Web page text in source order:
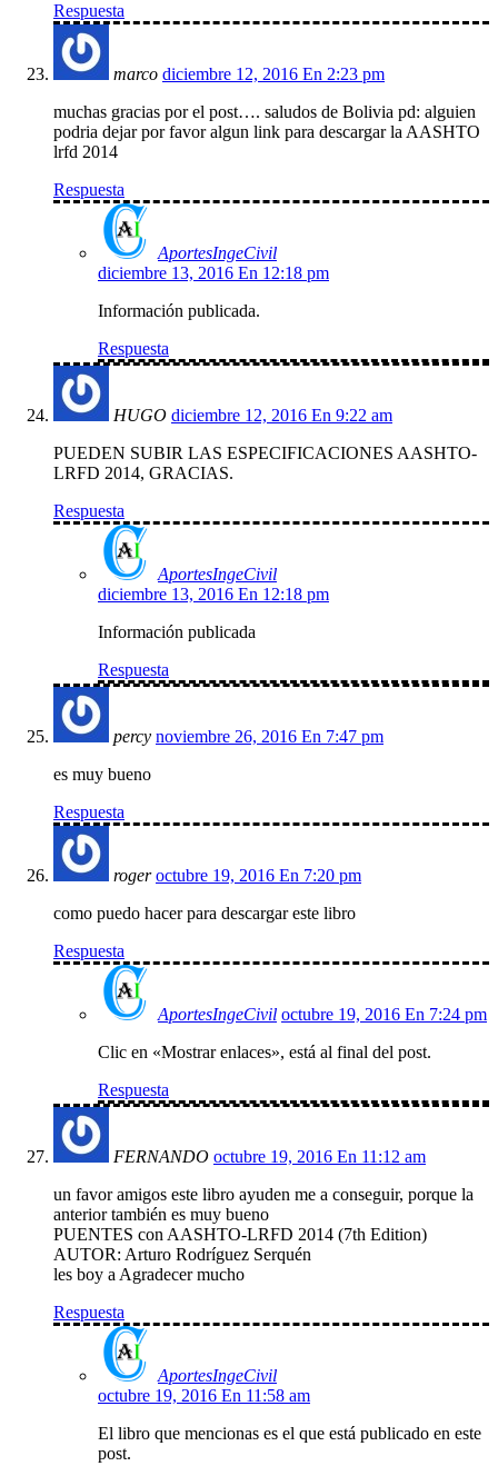
Respuesta
marco diciembre 12, 2016 En 2:23 pm
muchas gracias por el post…. saludos de Bolivia pd: alguien
podria dejar por favor algun link para descargar la AASHTO
lrfd 2014
Respuesta
AportesIngeCivil
diciembre 13, 2016 En 12:18 pm
Información publicada.
Respuesta
HUGO diciembre 12, 2016 En 9:22 am
PUEDEN SUBIR LAS ESPECIFICACIONES AASHTO-
LRFD 2014, GRACIAS.
Respuesta
AportesIngeCivil
diciembre 13, 2016 En 12:18 pm
Información publicada
Respuesta
percy noviembre 26, 2016 En 7:47 pm
es muy bueno
Respuesta
roger octubre 19, 2016 En 7:20 pm
como puedo hacer para descargar este libro
Respuesta
AportesIngeCivil octubre 19, 2016 En 7:24 pm
Clic en «Mostrar enlaces», está al final del post.
Respuesta
FERNANDO octubre 19, 2016 En 11:12 am
un favor amigos este libro ayuden me a conseguir, porque la
anterior también es muy bueno
PUENTES con AASHTO-LRFD 2014 (7th Edition)
AUTOR: Arturo Rodríguez Serquén
les boy a Agradecer mucho
Respuesta
AportesIngeCivil
octubre 19, 2016 En 11:58 am
El libro que mencionas es el que está publicado en este
post.